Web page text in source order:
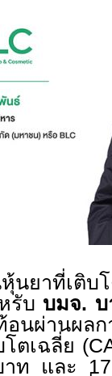
หุ้นยาที่เติบ
รับ บมจ. บ
อนผ่านผล
ตเฉลี่ย (
าท และ